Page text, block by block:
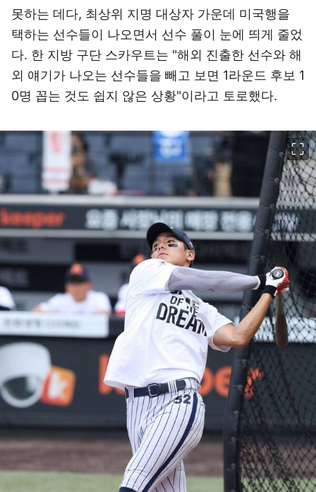
못하는 데다, 최상위 지명 대상자 가운데 미국행을
택하는 선수들이 나오면서 선수 풀이 눈에 띄게 줄었
다. 한 지방 구단 스카우트는 "해외 진출한 선수와 해
외 얘기가 나오는 선수들을 빼고 보면 1라운드 후보 1
0명 꼽는 것도 쉽지 않은 상황"이라고 토로했다.